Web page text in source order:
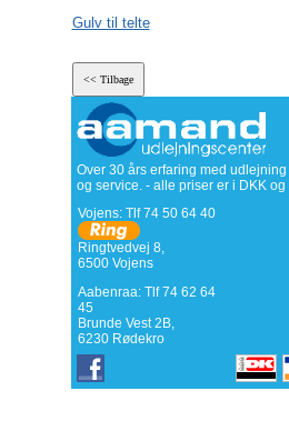
Gulv til telte
Over 30 års erfaring med
og service. - alle priser er i DKK
Vojens: Tlf74 50 64 40
Ringtvedvej 8,
6500 Vojens
Aabenraa: Tlf 74 62 64
45
Brunde Vest 2B,
6230 Rødekro